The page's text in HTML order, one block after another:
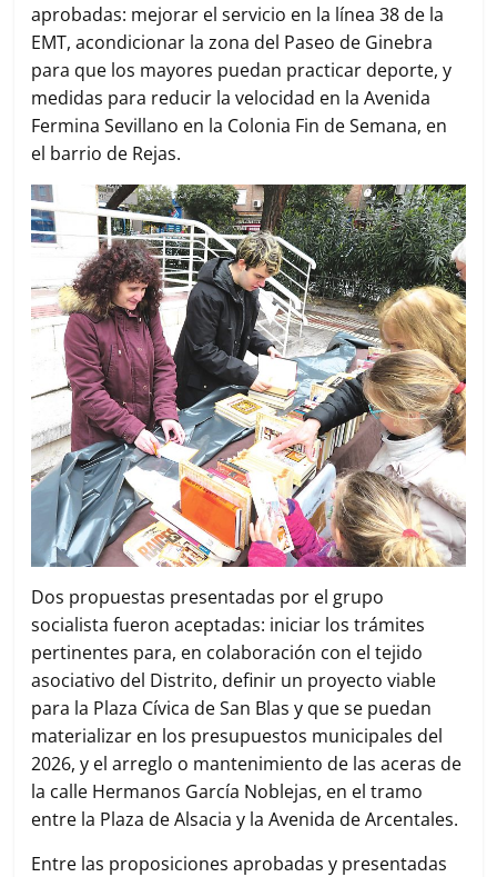
aprobadas: mejorar el servicio en la línea 38 de la
EMT, acondicionar la zona del Paseo de Ginebra
para que los mayores puedan practicar deporte, y
medidas para reducir la velocidad en la Avenida
Fermina Sevillano en la Colonia Fin de Semana, en
el barrio de Rejas.
Dos propuestas presentadas por el grupo
socialista fueron aceptadas: iniciar los trámites
pertinentes para, en colaboración con el tejido
asociativo del Distrito, definir un proyecto viable
para la Plaza Cívica de San Blas y que se puedan
materializar en los presupuestos municipales del
2026, y el arreglo o mantenimiento de las aceras de
la calle Hermanos García Noblejas, en el tramo
entre la Plaza de Alsacia y la Avenida de Arcentales.
Entre las proposiciones aprobadas y presentadas